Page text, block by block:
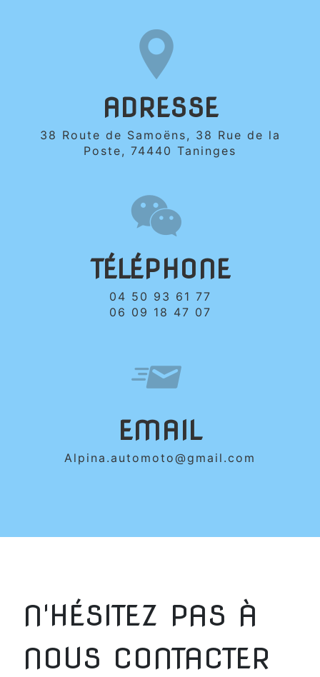
ADRESSE
38 Route de Samoëns, 38 Rue de la
Poste, 74440 Taninges
TÉLÉPHONE
04 50 93 61 77
06 09 18 47 07
EMAIL
alpina.automoto@gmail.com
N'HÉSITEZ PAS À
NOUS CONTACTER